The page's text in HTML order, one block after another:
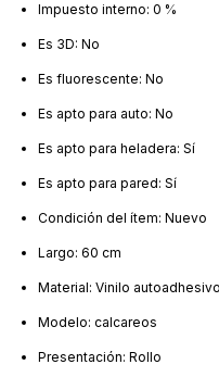
Impuesto interno: 0 %
Es 3D: No
Es fluorescente: No
Es apto para auto: No
Es apto para heladera: Sí
Es apto para pared: Sí
Condición del ítem: Nuevo
Largo: 60 cm
Material: Vinilo autoadhesivo
Modelo: calcareos
Presentación: Rollo